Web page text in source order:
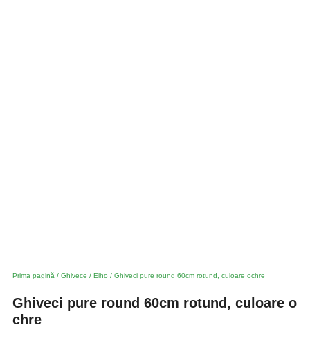
Prima pagină / Ghivece / Elho / Ghiveci pure round 60cm rotund, culoare ochre
Ghiveci pure round 60cm rotund, culoare o
chre